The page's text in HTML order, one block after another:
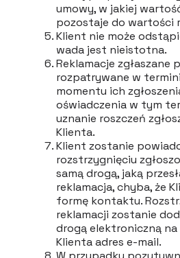
umowy, w jakiej
pozostaje do wartości
Klient nie może
wada jest nieistotna.
Reklamacje zgłaszane
rozpatrywane w
momentu ich
oświadczenia w tym
uznanie roszczeń
Klienta.
Klient zostanie
rozstrzygnięciu
samą drogą, jaką
reklamacja, chyba, że
formę kontaktu.
reklamacji zostanie
drogą elektroniczną na
Klienta adres e-mail.